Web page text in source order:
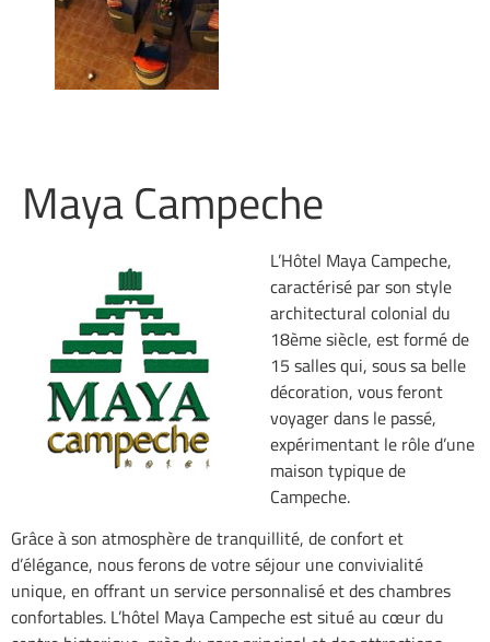
Maya Campeche
L’Hôtel Maya Campeche,
caractérisé par son style
architectural colonial du
18ème siècle, est formé de
15 salles qui, sous sa belle
décoration, vous feront
voyager dans le passé,
expérimentant le rôle d’une
maison typique de
Campeche.
Grâce à son atmosphère de tranquillité, de confort et
d’élégance, nous ferons de votre séjour une convivialité
unique, en offrant un service personnalisé et des chambres
confortables. L’hôtel Maya Campeche est situé au cœur du